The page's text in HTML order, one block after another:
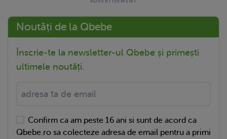
Noutăți de la Qbebe
Înscrie-te la newsletter-ul Qbebe și primești
ultimele noutăți.
Confirm ca am peste 16 ani si sunt de acord ca
Qbebe.ro sa colecteze adresa de email pentru a primi